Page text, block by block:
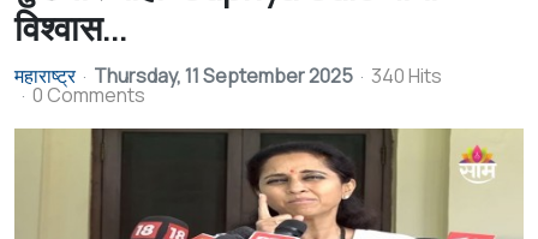
विश्वास...
महाराष्ट्र Thursday, 11 September 2025 340 Hits
0 Comments